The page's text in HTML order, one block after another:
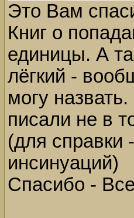
Это Вам
Книг о
единицы. А
лёгкий -
могу
писали не в
(для справки
инсинуаций)
Спасибо -